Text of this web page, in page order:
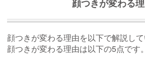
顔つきが変わる
顔つきが変わる理由を以下で解説して
顔つきが変わる理由は以下の5点です。